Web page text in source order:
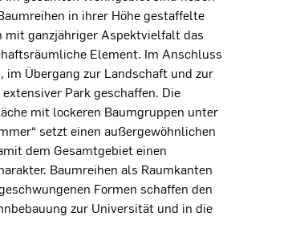
in ihrer Höhe gestaffelte
mit ganzjähriger Aspektvielfalt das
Element. Im Anschluss
im Übergang zur Landschaft und zur
Park geschaffen. Die
mit lockeren Baumgruppen unter
setzt einen außergewöhnlichen
dem Gesamtgebiet einen
Baumreihen als Raumkanten
Formen schaffen den
zur Universität und in die